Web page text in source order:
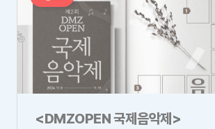
<DMZOPEN 국제음악제>